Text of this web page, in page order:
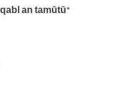
an tamūtū"